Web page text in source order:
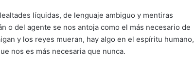
líquidas, de lenguaje ambiguo y mentiras
o del agente se nos antoja como el más necesario de
y los reyes mueran, hay algo en el espíritu humano,
nos es más necesaria que nunca.